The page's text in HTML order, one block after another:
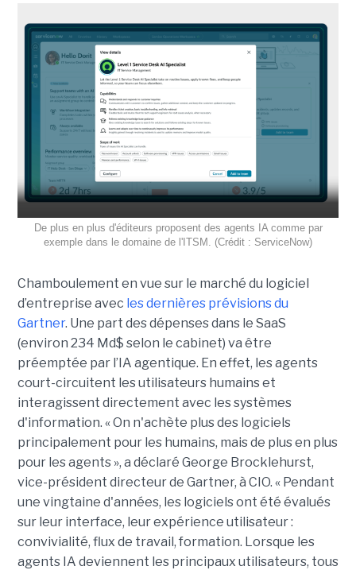
De plus en plus d'éditeurs proposent des agents IA comme par
exemple dans le domaine de l'ITSM. (Crédit : ServiceNow)
Chamboulement en vue sur le marché du logiciel
d’entreprise avec les dernières prévisions du
Gartner. Une part des dépenses dans le SaaS
(environ 234 Md$ selon le cabinet) va être
préemptée par l’IA agentique. En effet, les agents
court-circuitent les utilisateurs humains et
interagissent directement avec les systèmes
d'information. « On n'achète plus des logiciels
principalement pour les humains, mais de plus en plus
pour les agents », a déclaré George Brocklehurst,
vice-président directeur de Gartner, à CIO. « Pendant
une vingtaine d'années, les logiciels ont été évalués
sur leur interface, leur expérience utilisateur :
convivialité, flux de travail, formation. Lorsque les
agents IA deviennent les principaux utilisateurs, tous